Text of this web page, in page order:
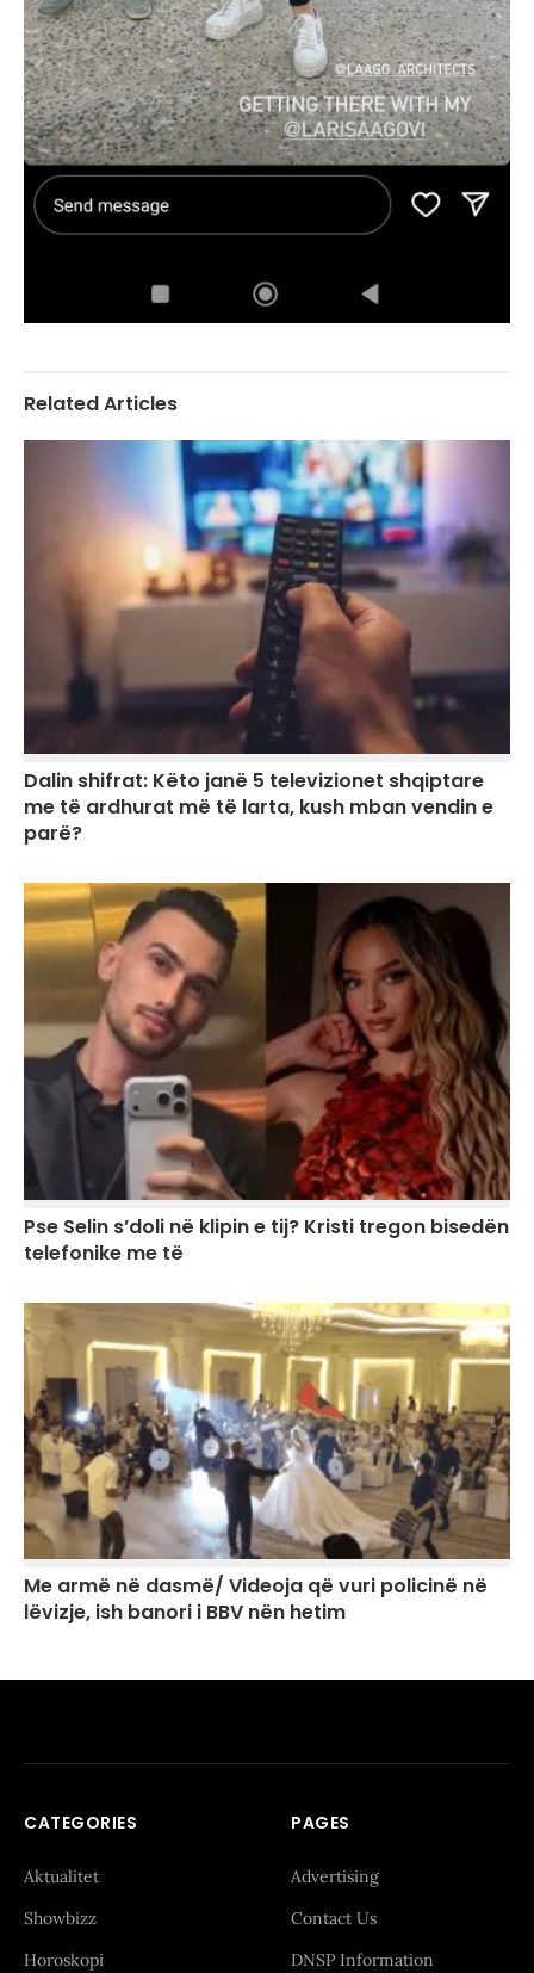
Related Articles
Dalin shifrat: Këto janë 5 televizionet shqiptare
me të ardhurat më të larta, kush mban vendin e
parë?
Pse Selin s’doli në klipin e tij? Kristi tregon bisedën
telefonike me të
Me armë në dasmë/ Videoja që vuri policinë në
lëvizje, ish banori i BBV nën hetim
CATEGORIES
Aktualitet
Showbizz
Horoskopi
PAGES
Advertising
Contact Us
DNSP Information